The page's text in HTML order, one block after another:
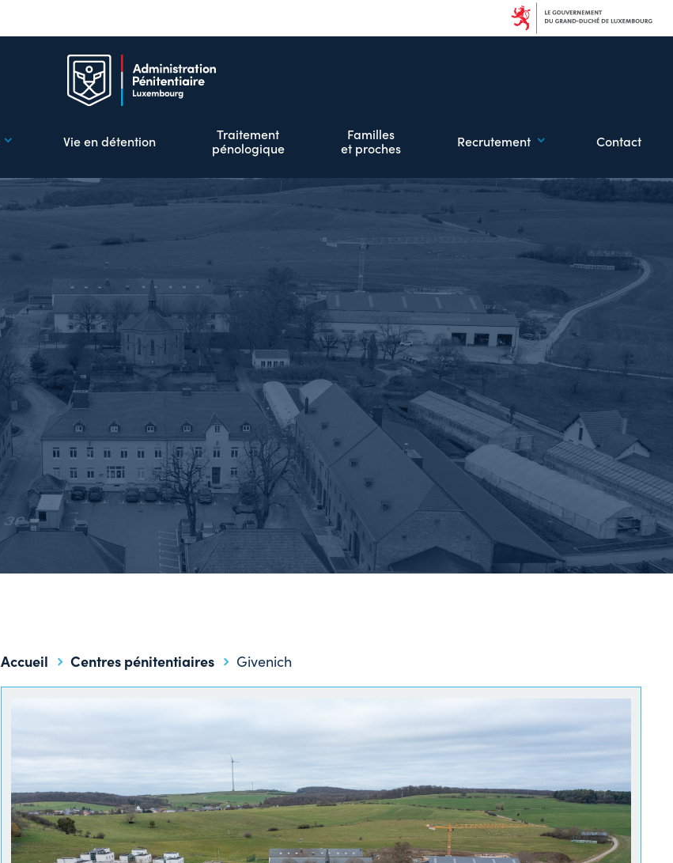
principal
Vie en détention
Traitement
pénologique
Familles
et proches
Recrutement Contact
Accueil Centres pénitentiaires Givenich